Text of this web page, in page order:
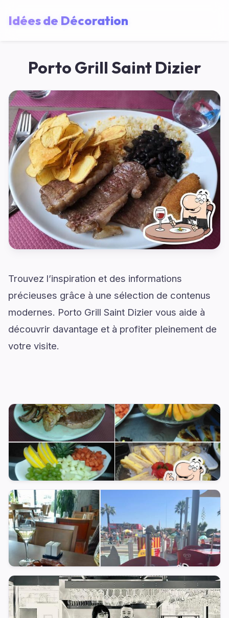
Idées de Décoration
Porto Grill Saint Dizier
Trouvez l’inspiration et des informations
précieuses grâce à une sélection de contenus
modernes. Porto Grill Saint Dizier vous aide à
découvrir davantage et à profiter pleinement de
votre visite.